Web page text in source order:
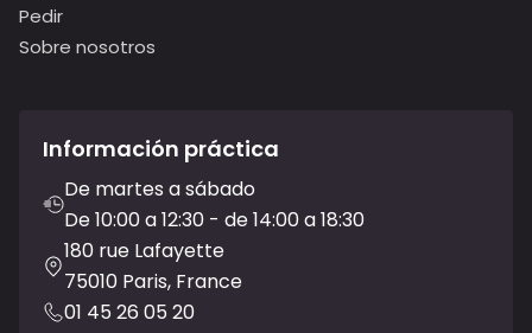
Pedir
Sobre nosotros
Información práctica
De martes a sábado
De 10:00 a 12:30 - de 14:00 a 18:30
180 rue Lafayette
75010 Paris, France
01 45 26 05 20